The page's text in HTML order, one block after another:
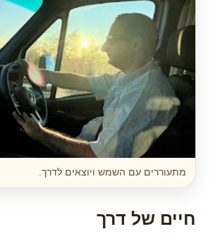
מתעוררים עם השמש ויוצאים לדרך.
חיים של דרך